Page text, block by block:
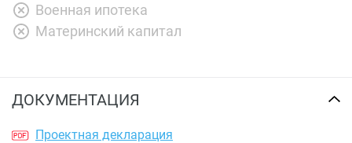
Военная ипотека
Материнский капитал
ДОКУМЕНТАЦИЯ
Проектная декларация